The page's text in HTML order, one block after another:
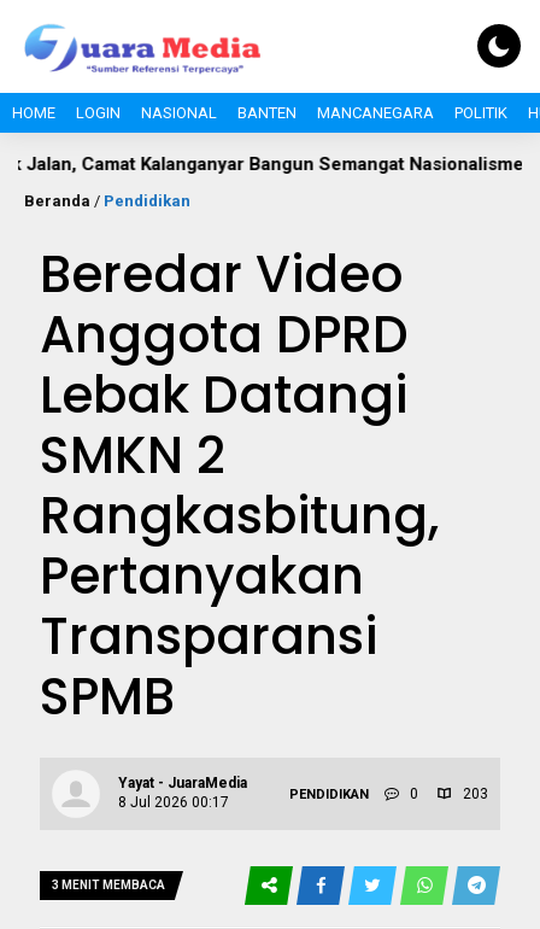
HOME LOGIN NASIONAL BANTEN MANCANEGARA POLITIK
Kalanganyar Bangun Semangat Nasionalisme Pelajar
Beranda / Pendidikan
Beredar Video
Anggota DPRD
Lebak Datangi
SMKN 2
Rangkasbitung,
Pertanyakan
Transparansi
SPMB
Yayat - JuaraMedia
8 Jul 2026 00:17
PENDIDIKAN 0 203
3 MENIT MEMBACA